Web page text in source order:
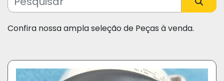
Fabricante
Confira nossa ampla seleção de Peças à venda.